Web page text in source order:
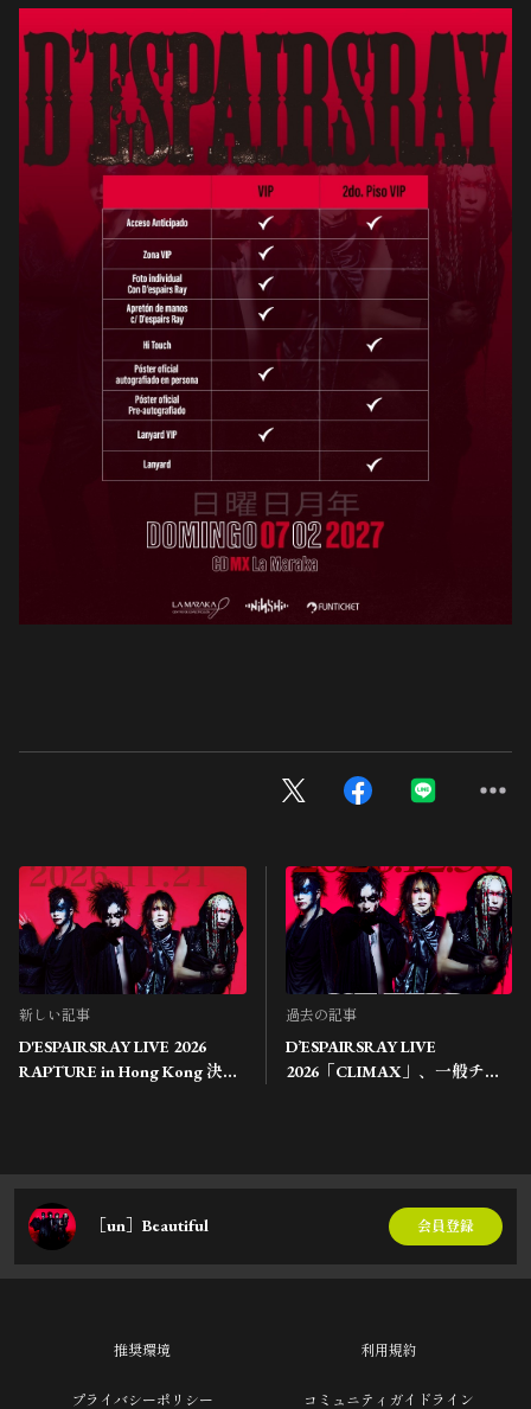
新しい記事
D'ESPAIRSRAY LIVE 2026
RAPTURE in Hong Kong 決
過去の記事
D’ESPAIRSRAY LIVE
2026「CLIMAX」、一般チケ
［un］Beautiful 会員登録
推奨環境 利用規約
プライバシーポリシー コミュニティガイドライン